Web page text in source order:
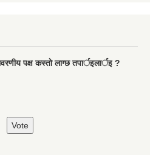
पक्ष कस्ताे लाग्छ तपार्इलार्इ ?